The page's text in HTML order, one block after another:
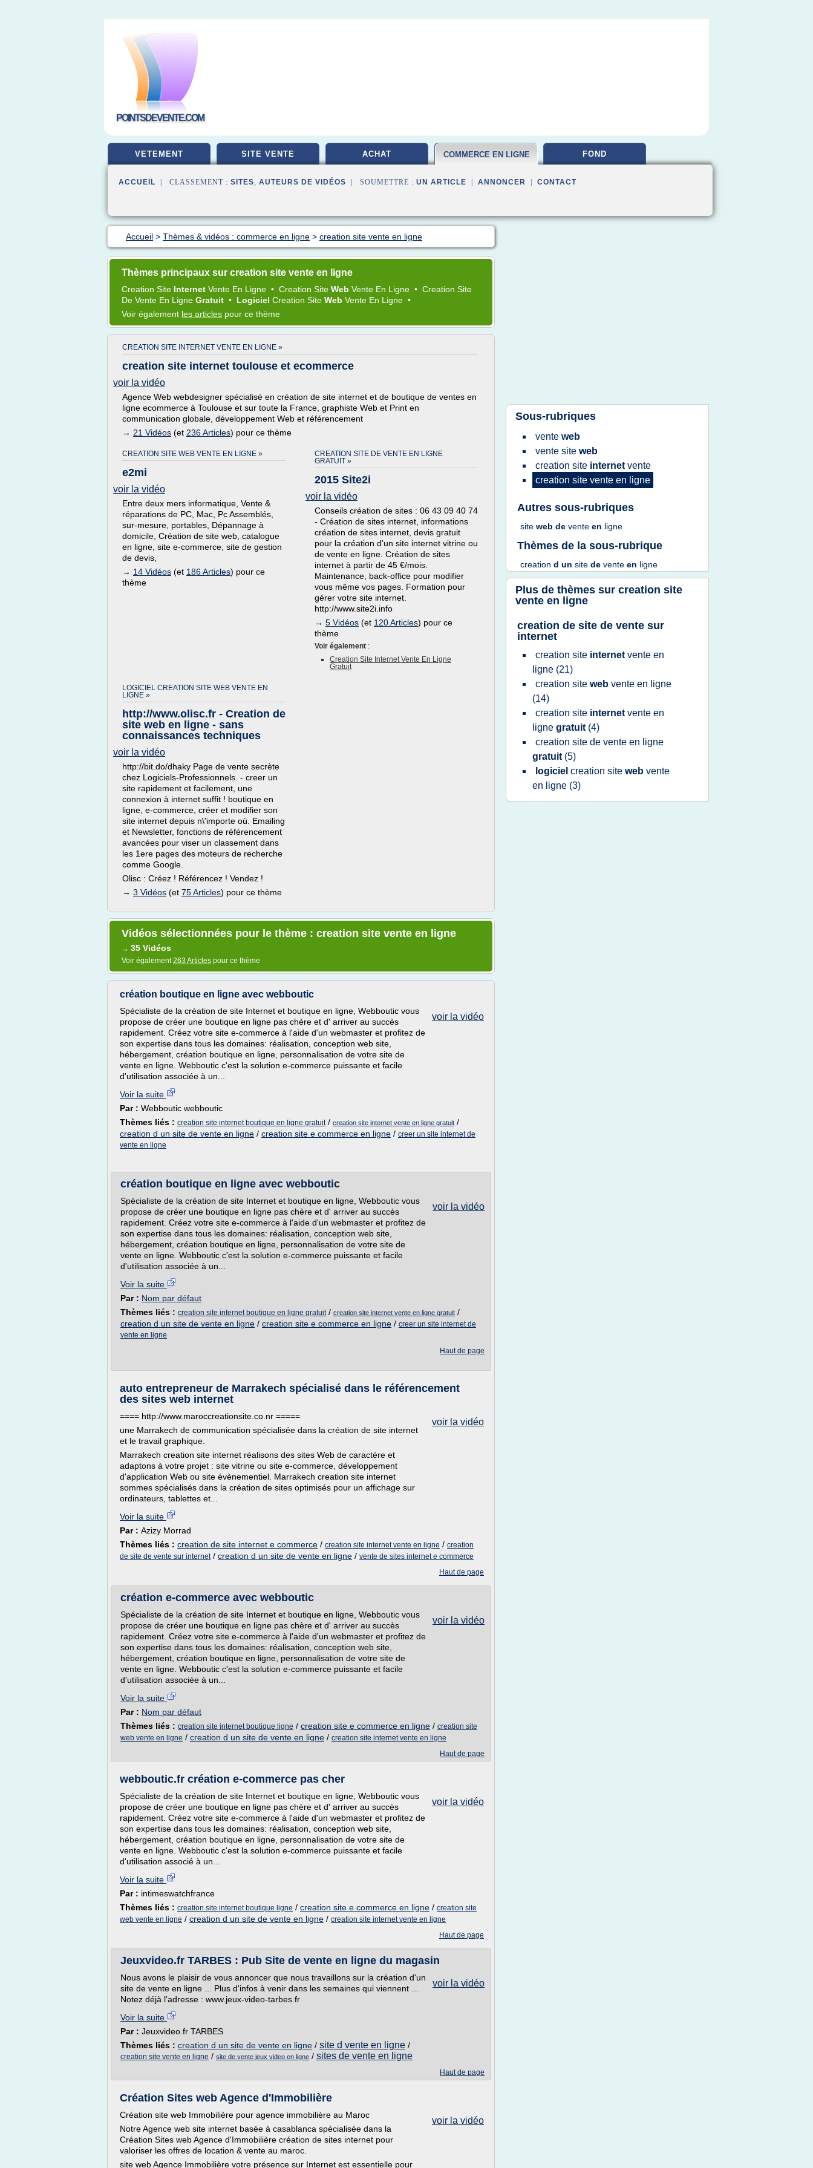
POINTSDEVENTE.COM
VETEMENT SITE VENTE ACHAT COMMERCE EN LIGNE FOND
ACCUEIL | CLASSEMENT : SITES, AUTEURS DE VIDÉOS | SOUMETTRE : UN ARTICLE ANNONCER CONTACT
Accueil > Thèmes & vidéos : commerce en ligne > creation site vente en ligne
Thèmes principaux sur creation site vente en ligne
Creation Site Internet Vente En Ligne • Creation Site Web Vente En Ligne • Creation Site
De Vente En Ligne Gratuit • Logiciel Creation Site Web Vente En Ligne •
Voir également les articles pour ce thème
CREATION SITE INTERNET VENTE EN LIGNE »
creation site internet toulouse et ecommerce
voir la vidéo
Agence Web webdesigner spécialisé en création de site internet et de boutique de ventes en
ligne ecommerce à Toulouse et sur toute la France, graphiste Web et Print en
communication globale, développement Web et référencement
→ 21 Vidéos (et 236 Articles) pour ce thème
CREATION SITE WEB VENTE EN LIGNE »
e2mi
voir la vidéo
Entre deux mers informatique, Vente &
réparations de PC, Mac, Pc Assemblés,
sur-mesure, portables, Dépannage à
domicile, Création de site web, catalogue
en ligne, site e-commerce, site de gestion
de devis,
→ 14 Vidéos (et 186 Articles) pour ce
thème
CREATION SITE DE VENTE EN LIGNE
GRATUIT »
2015 Site2i
voir la vidéo
Conseils création de sites : 06 43 09 40 74
- Création de sites internet, informations
création de sites internet, devis gratuit
pour la création d'un site internet vitrine ou
de vente en ligne. Création de sites
internet à partir de 45 €/mois.
Maintenance, back-office pour modifier
vous même vos pages. Formation pour
gérer votre site internet.
http://www.site2i.info
→ 5 Vidéos (et 120 Articles) pour ce
thème
Voir également :
Creation Site Internet Vente En Ligne
Gratuit
LOGICIEL CREATION SITE WEB VENTE EN
LIGNE »
http://www.olisc.fr - Creation de
site web en ligne - sans
connaissances techniques
voir la vidéo
http://bit.do/dhaky Page de vente secrète
chez Logiciels-Professionnels. - creer un
site rapidement et facilement, une
connexion à internet suffit ! boutique en
ligne, e-commerce, créer et modifier son
site internet depuis n\'importe où. Emailing
et Newsletter, fonctions de référencement
avancées pour viser un classement dans
les 1ere pages des moteurs de recherche
comme Google.
Olisc : Créez ! Référencez ! Vendez !
→ 3 Vidéos (et 75 Articles) pour ce thème
Vidéos sélectionnées pour le thème : creation site vente en ligne
→ 35 Vidéos
Voir également263 Articles pour ce thème
création boutique en ligne avec webboutic
voir la vidéo
Spécialiste de la création de site Internet et boutique en ligne, Webboutic vous
propose de créer une boutique en ligne pas chère et d' arriver au succès
rapidement. Créez votre site e-commerce à l'aide d'un webmaster et profitez de
son expertise dans tous les domaines: réalisation, conception web site,
hébergement, création boutique en ligne, personnalisation de votre site de
vente en ligne. Webboutic c'est la solution e-commerce puissante et facile
d'utilisation associée à un...
Voir la suite
Par : Webboutic webboutic
Thèmes liés : creation site internet boutique en ligne gratuit/ creation site internet vente en ligne gratuit /
creation d un site de vente en ligne / creation site e commerce en ligne / creer un site internet de
vente en ligne
création boutique en ligne avec webboutic
voir la vidéo
Spécialiste de la création de site Internet et boutique en ligne, Webboutic vous
propose de créer une boutique en ligne pas chère et d' arriver au succès
rapidement. Créez votre site e-commerce à l'aide d'un webmaster et profitez de
son expertise dans tous les domaines: réalisation, conception web site,
hébergement, création boutique en ligne, personnalisation de votre site de
vente en ligne. Webboutic c'est la solution e-commerce puissante et facile
d'utilisation associée à un...
Voir la suite
Par : Nom par défaut
Thèmes liés : creation site internet boutique en ligne gratuit/ creation site internet vente en ligne gratuit /
creation d un site de vente en ligne / creation site e commerce en ligne / creer un site internet de
vente en ligne
Haut de page
auto entrepreneur de Marrakech spécialisé dans le référencement
des sites web internet
voir la vidéo
==== http://www.maroccreationsite.co.nr =====
une Marrakech de communication spécialisée dans la création de site internet
et le travail graphique.
Marrakech creation site internet réalisons des sites Web de caractère et
adaptons à votre projet : site vitrine ou site e-commerce, développement
d'application Web ou site évènementiel. Marrakech creation site internet
sommes spécialisés dans la création de sites optimisés pour un affichage sur
ordinateurs, tablettes et...
Voir la suite
Par : Azizy Morrad
Thèmes liés : creation de site internet e commerce / creation site internet vente en ligne / creation
de site de vente sur internet/ creation d un site de vente en ligne / vente de sites internet e commerce
Haut de page
création e-commerce avec webboutic
voir la vidéo
Spécialiste de la création de site Internet et boutique en ligne, Webboutic vous
propose de créer une boutique en ligne pas chère et d' arriver au succès
rapidement. Créez votre site e-commerce à l'aide d'un webmaster et profitez de
son expertise dans tous les domaines: réalisation, conception web site,
hébergement, création boutique en ligne, personnalisation de votre site de
vente en ligne. Webboutic c'est la solution e-commerce puissante et facile
d'utilisation associée à un...
Voir la suite
Par : Nom par défaut
Thèmes liés : creation site internet boutique ligne / creation site e commerce en ligne / creation site
web vente en ligne / creation d un site de vente en ligne / creation site internet vente en ligne
Haut de page
webboutic.fr création e-commerce pas cher
voir la vidéo
Spécialiste de la création de site Internet et boutique en ligne, Webboutic vous
propose de créer une boutique en ligne pas chère et d' arriver au succès
rapidement. Créez votre site e-commerce à l'aide d'un webmaster et profitez de
son expertise dans tous les domaines: réalisation, conception web site,
hébergement, création boutique en ligne, personnalisation de votre site de
vente en ligne. Webboutic c'est la solution e-commerce puissante et facile
d'utilisation associé à un...
Voir la suite
Par : intimeswatchfrance
Thèmes liés : creation site internet boutique ligne / creation site e commerce en ligne / creation site
web vente en ligne / creation d un site de vente en ligne / creation site internet vente en ligne
Haut de page
Jeuxvideo.fr TARBES : Pub Site de vente en ligne du magasin
voir la vidéo
Nous avons le plaisir de vous annoncer que nous travaillons sur la création d'un
site de vente en ligne ... Plus d'infos à venir dans les semaines qui viennent ...
Notez déjà l'adresse : www.jeux-video-tarbes.fr
Voir la suite
Par : Jeuxvideo.fr TARBES
Thèmes liés : creation d un site de vente en ligne / site d vente en ligne /
creation site vente en ligne / site de vente jeux video en ligne / sites de vente en ligne
Haut de page
Création Sites web Agence d'Immobilière
voir la vidéo
Création site web Immobilière pour agence immobilière au Maroc
Notre Agence web site internet basée à casablanca spécialisée dans la
Création Sites web Agence d'Immobilière création de sites internet pour
valoriser les offres de location & vente au maroc.
site web Agence Immobilière votre présence sur Internet est essentielle pour
Sous-rubriques
vente web
vente site web
creation site internet vente
creation site vente en ligne
Autres sous-rubriques
site web de vente en ligne
Thèmes de la sous-rubrique
creation d un site de vente en ligne
Plus de thèmes sur creation site
vente en ligne
creation de site de vente sur
internet
creation site internet vente en
ligne (21)
creation site web vente en ligne
(14)
creation site internet vente en
ligne gratuit (4)
creation site de vente en ligne
gratuit (5)
logiciel creation site web vente
en ligne (3)